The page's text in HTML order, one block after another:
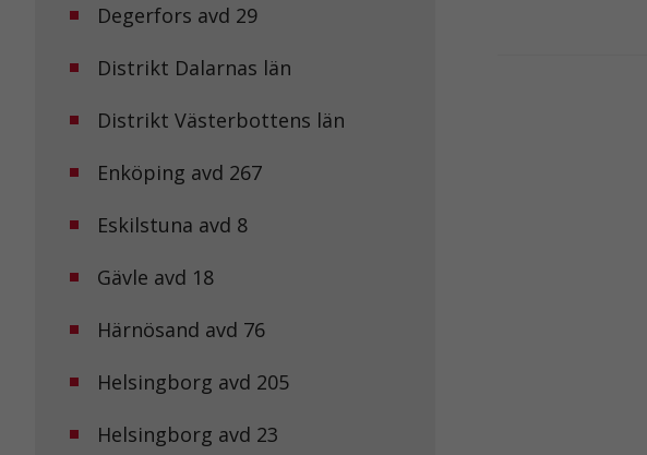
Degerfors avd 29
Distrikt Dalarnas län
Distrikt Västerbottens län
Enköping avd 267
Eskilstuna avd 8
Gävle avd 18
Härnösand avd 76
Helsingborg avd 205
Helsingborg avd 23